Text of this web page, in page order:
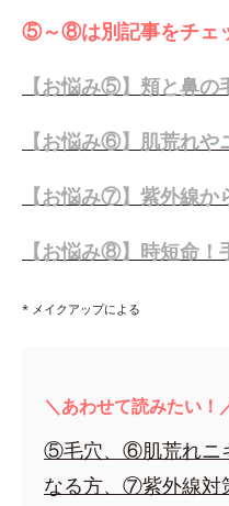
⑤～⑧は別記事をチェ
【お悩み⑤】頬と鼻の
【お悩み⑥】肌荒れや
【お悩み⑦】紫外線か
【お悩み⑧】時短命！
* メイクアップによる
＼あわせて読みたい！
⑤毛穴、⑥肌荒れニ
なる方、⑦紫外線